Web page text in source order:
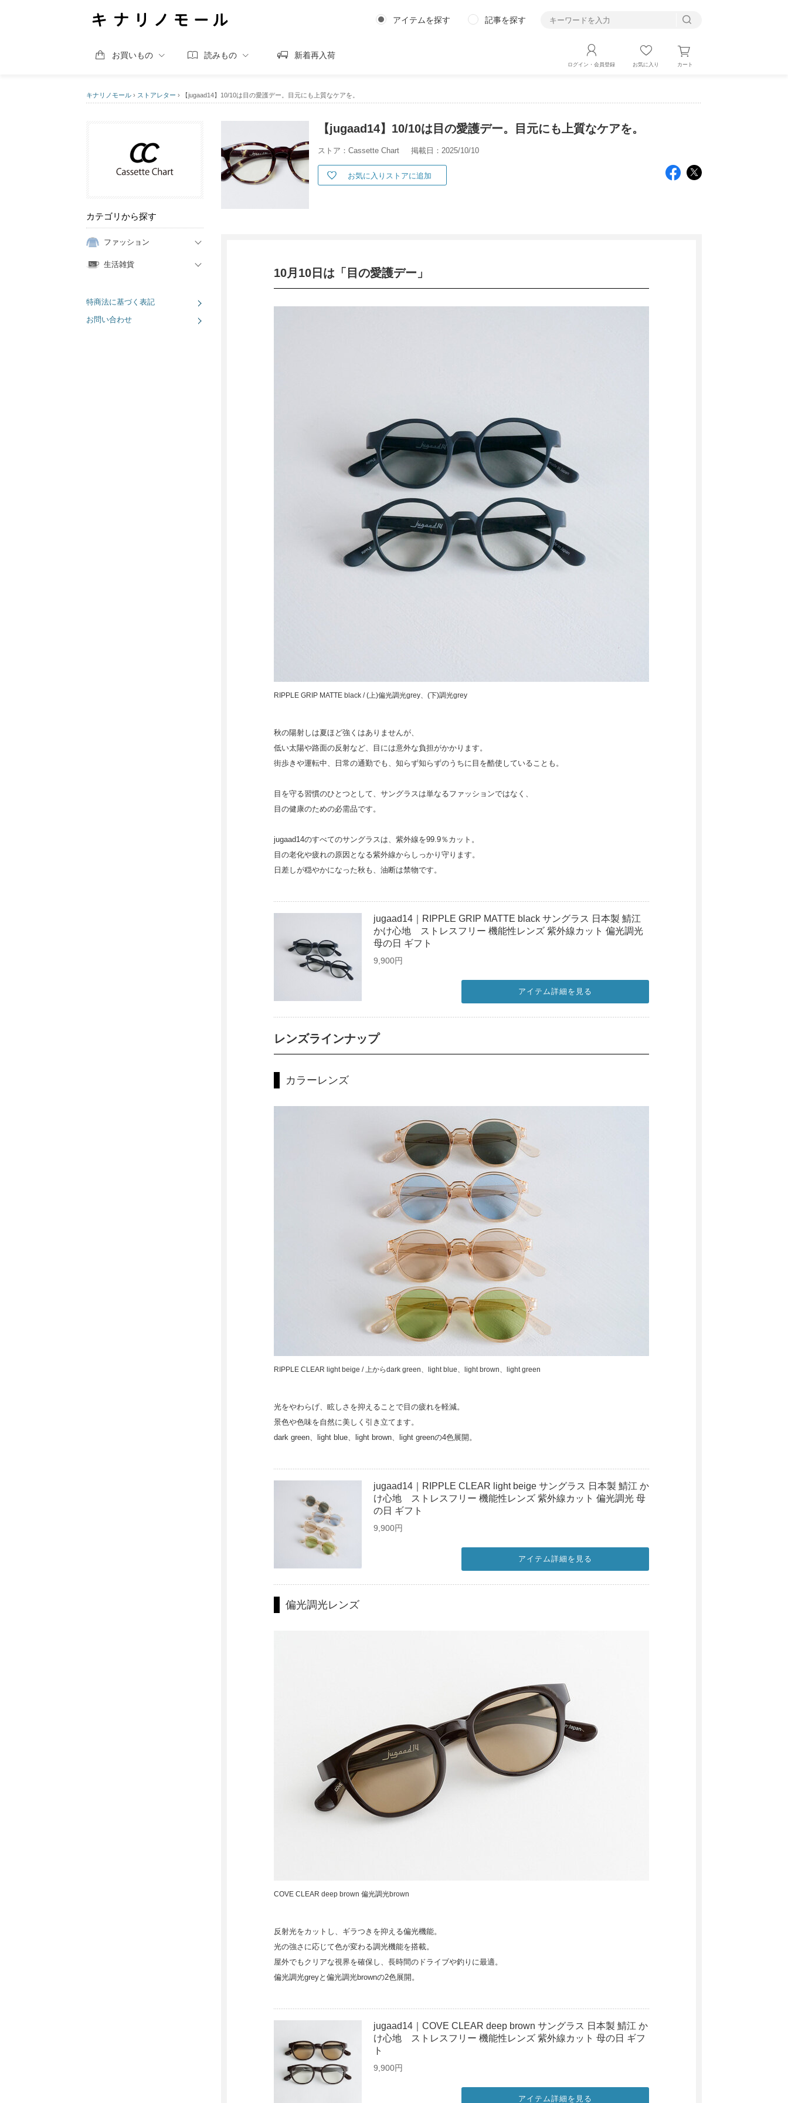
アイテムを探す 記事を探す
お買いもの 読みもの 新着再入荷
ログイン・会員登録 お気に入り カート
キナリノモール › ストアレター › 【jugaad14】10/10は目の愛護デー。目元にも上質なケアを。
カテゴリから探す
ファッション
生活雑貨
特商法に基づく表記
お問い合わせ
【jugaad14】10/10は目の愛護デー。目元にも上質なケアを。
ストア：Cassette Chart 掲載日：2025/10/10
お気に入りストアに追加
10月10日は「目の愛護デー」
RIPPLE GRIP MATTE black / (上)偏光調光grey、(下)調光grey
秋の陽射しは夏ほど強くはありませんが、
低い太陽や路面の反射など、目には意外な負担がかかります。
街歩きや運転中、日常の通勤でも、知らず知らずのうちに目を酷使していることも。
目を守る習慣のひとつとして、サングラスは単なるファッションではなく、
目の健康のための必需品です。
jugaad14のすべてのサングラスは、紫外線を99.9％カット。
目の老化や疲れの原因となる紫外線からしっかり守ります。
日差しが穏やかになった秋も、油断は禁物です。
jugaad14｜RIPPLE GRIP MATTE black サングラス 日本製 鯖江
かけ心地 ストレスフリー 機能性レンズ 紫外線カット 偏光調光
母の日 ギフト
9,900円
アイテム詳細を見る
レンズラインナップ
カラーレンズ
RIPPLE CLEAR light beige / 上からdark green、light blue、light brown、light green
光をやわらげ、眩しさを抑えることで目の疲れを軽減。
景色や色味を自然に美しく引き立てます。
dark green、light blue、light brown、light greenの4色展開。
jugaad14｜RIPPLE CLEAR light beige サングラス 日本製 鯖江 か
け心地 ストレスフリー 機能性レンズ 紫外線カット 偏光調光 母
の日 ギフト
9,900円
アイテム詳細を見る
偏光調光レンズ
COVE CLEAR deep brown 偏光調光brown
反射光をカットし、ギラつきを抑える偏光機能。
光の強さに応じて色が変わる調光機能を搭載。
屋外でもクリアな視界を確保し、長時間のドライブや釣りに最適。
偏光調光greyと偏光調光brownの2色展開。
jugaad14｜COVE CLEAR deep brown サングラス 日本製 鯖江 か
け心地 ストレスフリー 機能性レンズ 紫外線カット 母の日 ギフ
ト
9,900円
アイテム詳細を見る